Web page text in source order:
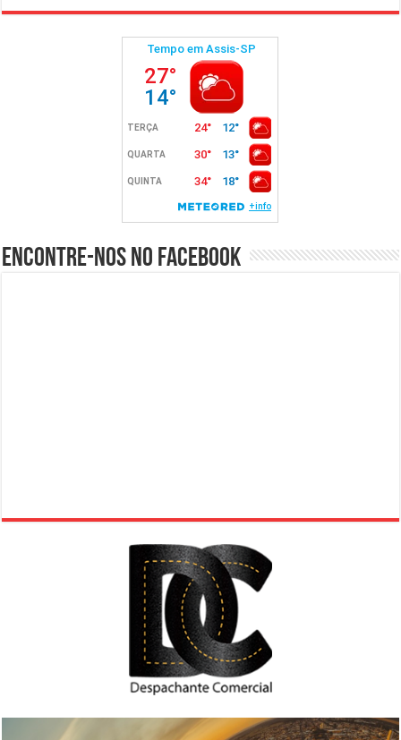
Encontre-nos no Facebook